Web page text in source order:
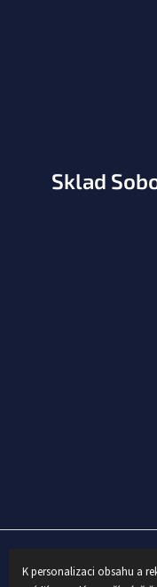
K personalizaci obsahu a
Sklad